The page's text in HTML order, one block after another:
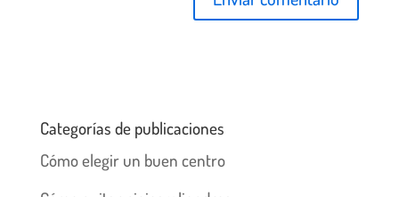
Categorías de publicaciones
Cómo elegir un buen centro